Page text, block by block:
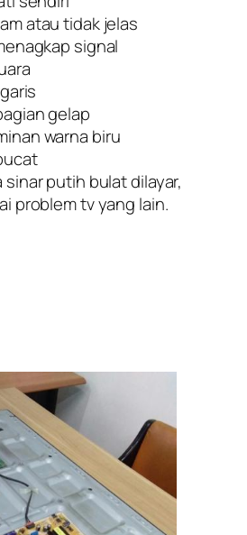
atau tidak jelas
signal
gelap
warna biru
sinar putih bulat dilayar,
problem tv yang lain.